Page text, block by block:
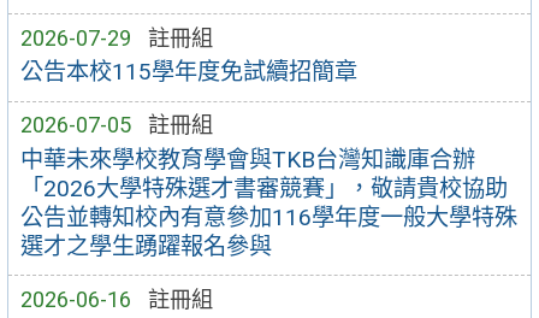
2026-07-29 註冊組
公告本校115學年度免試續招簡章
2026-07-05 註冊組
中華未來學校教育學會與TKB台灣知識庫合辦
「2026大學特殊選才書審競賽」，敬請貴校協助
公告並轉知校內有意參加116學年度一般大學特殊
選才之學生踴躍報名參與
2026-06-16 註冊組